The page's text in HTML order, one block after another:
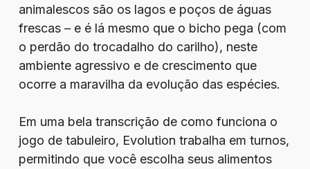
animalescos são os lagos e poços de águas
frescas – e é lá mesmo que o bicho pega (com
o perdão do trocadalho do carilho), neste
ambiente agressivo e de crescimento que
ocorre a maravilha da evolução das espécies.
Em uma bela transcrição de como funciona o
jogo de tabuleiro, Evolution trabalha em turnos,
permitindo que você escolha seus alimentos